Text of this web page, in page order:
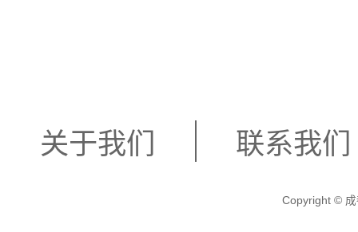
关于我们 联系我们
Copyright © 成